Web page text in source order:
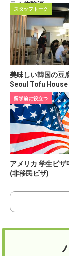
ラム体験談
スタッフトーク
美味しい韓国の豆
Seoul Tofu House
留学前に役立つ
アメリカ 学生ビザ
(非移民ビザ)